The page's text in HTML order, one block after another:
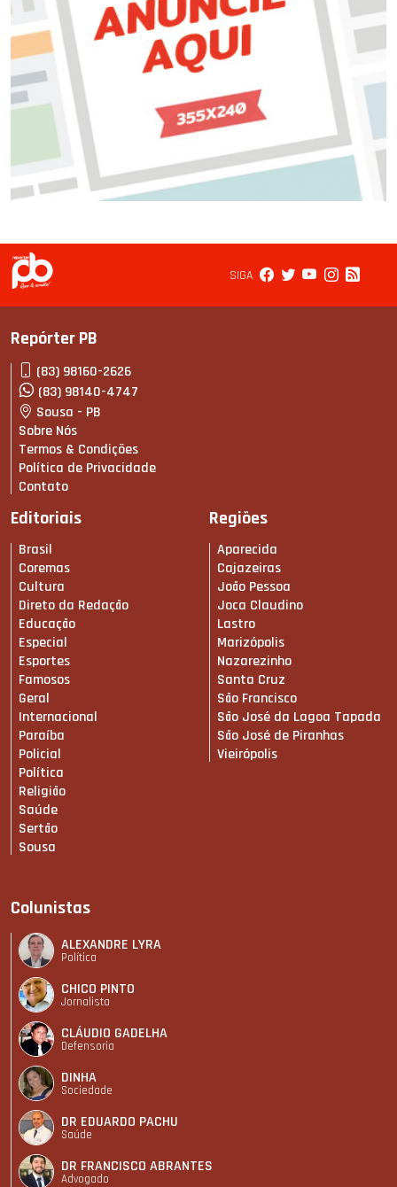
SIGA
Repórter PB
(83) 98160-2626
(83) 98140-4747
Sousa - PB
Sobre Nós
Termos & Condições
Política de Privacidade
Contato
Editoriais
Brasil
Coremas
Cultura
Direto da Redação
Educação
Especial
Esportes
Famosos
Geral
Internacional
Paraíba
Policial
Política
Religião
Saúde
Sertão
Sousa
Regiões
Aparecida
Cajazeiras
João Pessoa
Joca Claudino
Lastro
Marizópolis
Nazarezinho
Santa Cruz
São Francisco
São José da Lagoa Tapada
São José de Piranhas
Vieirópolis
Colunistas
ALEXANDRE LYRA
Política
CHICO PINTO
Jornalista
CLÁUDIO GADELHA
Defensoria
DINHA
Sociedade
DR EDUARDO PACHU
Saúde
DR FRANCISCO ABRANTES
Advogado